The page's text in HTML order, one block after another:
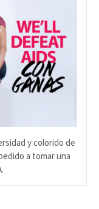
y colorido de
a tomar una